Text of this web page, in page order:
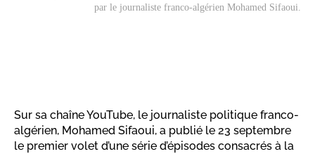
par le journaliste franco-algérien Mohamed Sifaoui.
Sur sa chaîne YouTube, le journaliste politique franco-
algérien, Mohamed Sifaoui, a publié le 23 septembre
le premier volet d’une série d’épisodes consacrés à la